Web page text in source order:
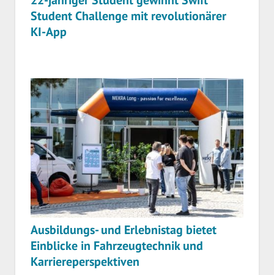
Student Challenge mit revolutionärer
KI-App
Ausbildungs- und Erlebnistag bietet
Einblicke in Fahrzeugtechnik und
Karriereperspektiven